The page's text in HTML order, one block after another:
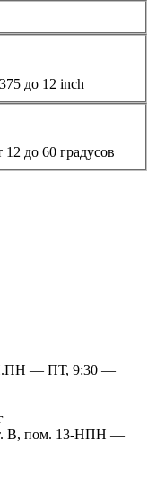
до 12 inch
до 60 градусов
ПН — ПТ, 9:30 —
В, пом. 13-НПН —